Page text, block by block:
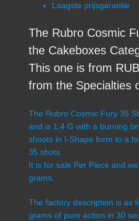
Laagste prijsgarantie
The Rubro Cosmic
the Cakeboxes
This one is from
from the Specialties
The Rubro Cosmic Fury 35
and is 1.4 G with a burning
shoots in I-Shape form to a
35 shots.
It is for sale Per Piece and
grams.
The factory description is as
grams of pure action in 30